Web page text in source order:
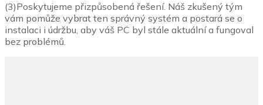
(3)Poskytujeme přizpůsobená řešení. Náš zkušený tým
vám pomůže vybrat ten správný systém a postará se o
instalaci i údržbu, aby váš PC byl stále aktuální a fungoval
bez problémů.